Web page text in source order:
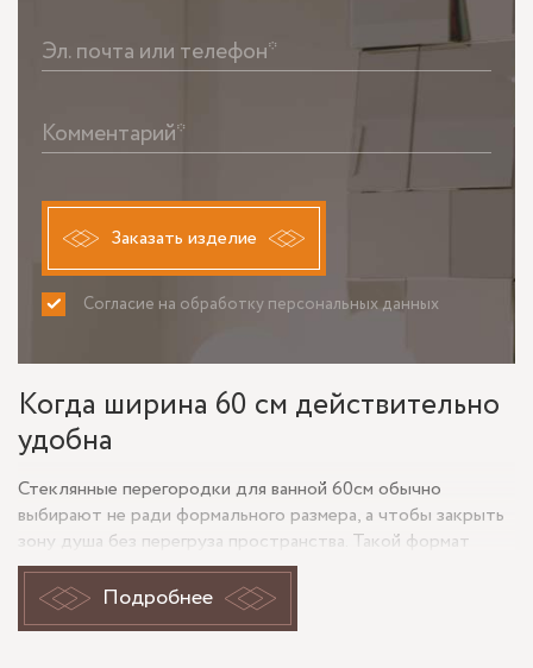
Эл. почта или телефон*
Комментарий*
Заказать изделие
Согласие на обработку персональных данных
ПРИНИМАЮ НЕ ПРИНИМАЮ
Когда ширина 60 см действительно
удобна
Стеклянные перегородки для ванной 60см обычно
выбирают не ради формального размера, а чтобы закрыть
зону душа без перегруза пространства. Такой формат
подходит для узкой ванны, душевого поддона, ниши у
стены и планировок, где распашная дверь мешает проходу.
При ширине 60 см особенно важно не только само стекло,
Подробнее